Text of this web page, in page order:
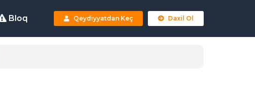
Bloq Qeydiyyatdan Keç Daxil Ol